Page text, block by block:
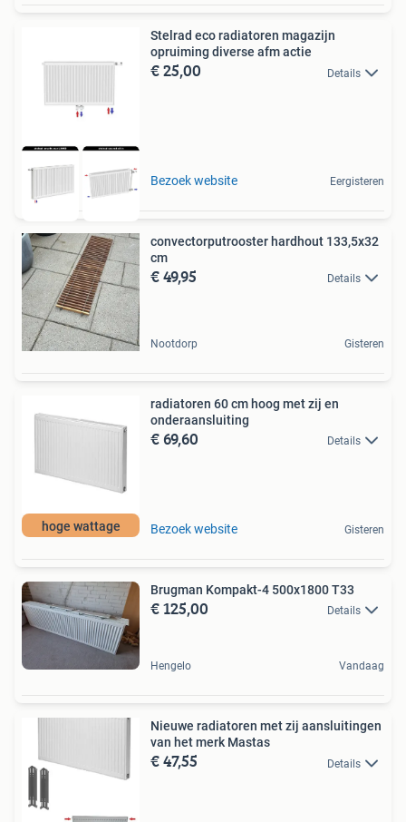
Stelrad eco radiatoren magazijn
opruiming diverse afm actie
€ 25,00 Details
Bezoek website Eergisteren
convectorputrooster hardhout 133,5x32
cm
€ 49,95 Details
Nootdorp Gisteren
hoge wattage
radiatoren 60 cm hoog met zij en
onderaansluiting
€ 69,60 Details
Bezoek website Gisteren
Brugman Kompakt-4 500x1800 T33
€ 125,00 Details
Hengelo Vandaag
Nieuwe radiatoren met zij aansluitingen
van het merk Mastas
€ 47,55 Details